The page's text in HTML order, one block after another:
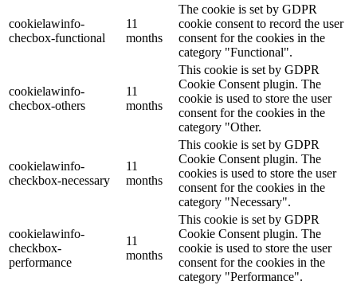
cookielawinfo-
checbox-functional
11
months
The cookie is set by GDPR
cookie consent to record the user
consent for the cookies in the
category "Functional".
cookielawinfo-
checbox-others
11
months
This cookie is set by GDPR
Cookie Consent plugin. The
cookie is used to store the user
consent for the cookies in the
category "Other.
cookielawinfo-
checkbox-necessary
11
months
This cookie is set by GDPR
Cookie Consent plugin. The
cookies is used to store the user
consent for the cookies in the
category "Necessary".
cookielawinfo-
checkbox-
performance
11
months
This cookie is set by GDPR
Cookie Consent plugin. The
cookie is used to store the user
consent for the cookies in the
category "Performance".